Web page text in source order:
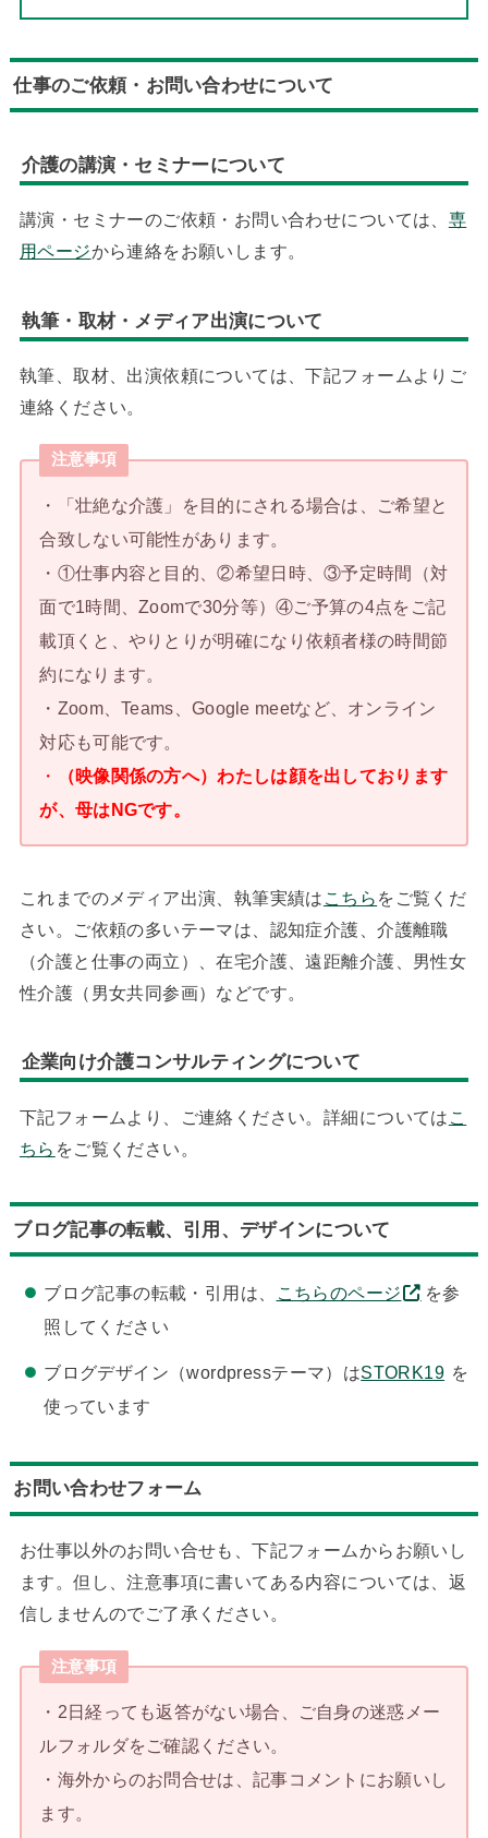
仕事のご依頼・お問い合わせについて
介護の講演・セミナーについて
講演・セミナーのご依頼・お問い合わせについては、 専
用ページから連絡をお願いします。
執筆・取材・メディア出演について
執筆、取材、出演依頼については、下記フォームよりご
連絡ください。
注意事項
・「壮絶な介護」を目的にされる場合は、ご希望と
合致しない可能性があります。
・①仕事内容と目的、②希望日時、③予定時間（対
面で1時間、Zoomで30分等）④ご予算の4点をご記
載頂くと、やりとりが明確になり依頼者様の時間節
約になります。
・Zoom、Teams、Google meetなど、オンライン
対応も可能です。
・
（映像関係の方へ）わたしは顔を出しております
が、母はNGです。
これまでのメディア出演、執筆実績は こちら をご覧くだ
さい。ご依頼の多いテーマは、認知症介護、介護離職
（介護と仕事の両立）、在宅介護、遠距離介護、男性女
性介護（男女共同参画）などです。
企業向け介護コンサルティングについて
下記フォームより、ご連絡ください。詳細については こ
ちら をご覧ください。
ブログ記事の転載、引用、デザインについて
ブログ記事の転載・引用は、 こちらのページ
を参
照してください
ブログデザイン（wordpressテーマ）はSTORK19 を
使っています
お問い合わせフォーム
お仕事以外のお問い合せも、下記フォームからお願いし
ます。但し、注意事項に書いてある内容については、返
信しませんのでご了承ください。
注意事項
・2日経っても返答がない場合、ご自身の迷惑メー
ルフォルダをご確認ください。
・海外からのお問合せは、記事コメントにお願いし
ます。